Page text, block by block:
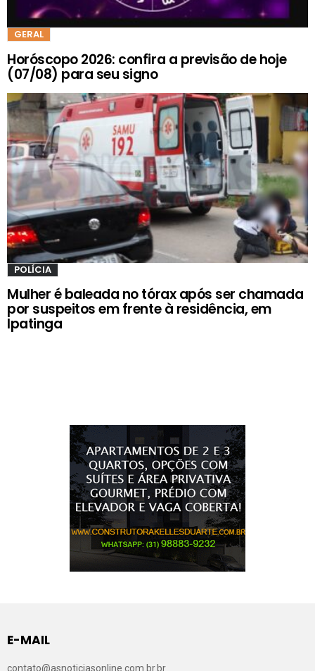
GERAL
Horóscopo 2026: confira a previsão de hoje
(07/08) para seu signo
POLÍCIA
Mulher é baleada no tórax após ser chamada
por suspeitos em frente à residência, em
Ipatinga
E-MAIL
contato@asnoticiasonline.com.br.br